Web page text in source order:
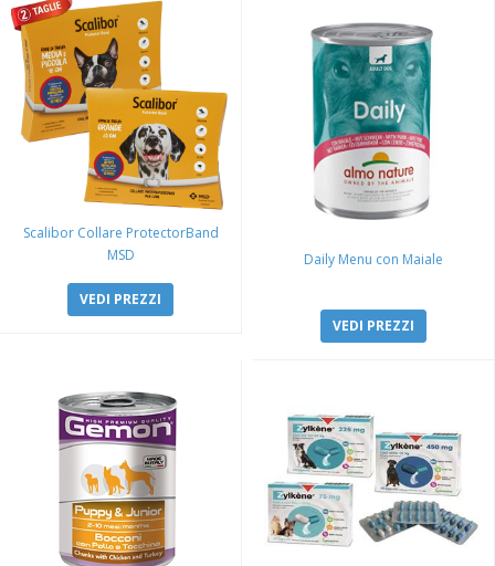
Scalibor Collare ProtectorBand
MSD
VEDI PREZZI
Daily Menu con Maiale
VEDI PREZZI